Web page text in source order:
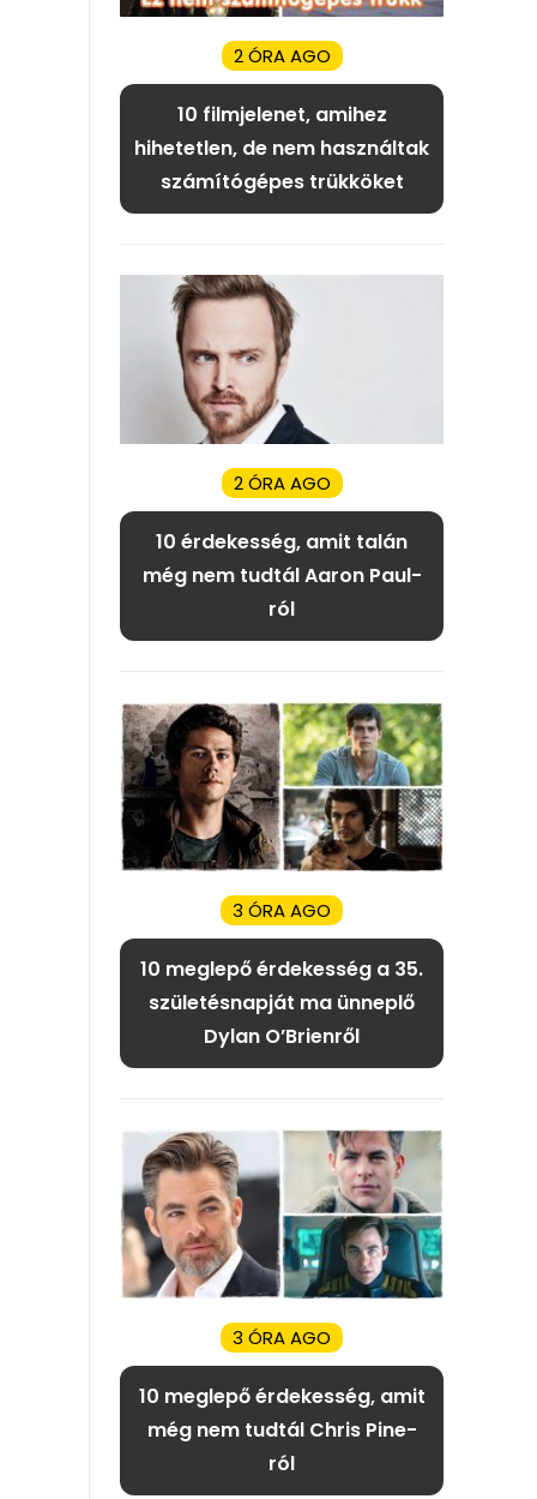
2 ÓRA AGO
10 filmjelenet, amihez
hihetetlen, de nem használtak
számítógépes trükköket
2 ÓRA AGO
10 érdekesség, amit talán
még nem tudtál Aaron Paul-
ról
3 ÓRA AGO
10 meglepő érdekesség a 35.
születésnapját ma ünneplő
Dylan O’Brienről
3 ÓRA AGO
10 meglepő érdekesség, amit
még nem tudtál Chris Pine-
ról